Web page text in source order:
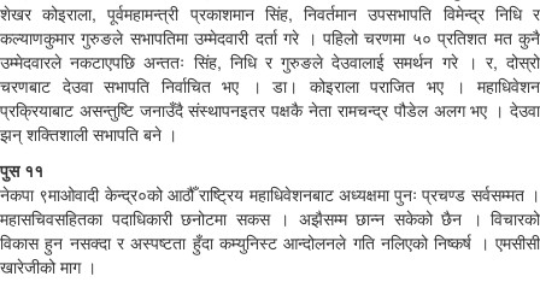
शेखर कोइराला, पूर्वमहामन्त्री प्रकाशमान सिंह, निवर्तमान उपसभापति विमेन्द्र निधि र
कल्याणकुमार गुरुङले सभापतिमा उम्मेदवारी दर्ता गरे । पहिलो चरणमा ५० प्रतिशत मत कुनै
उम्मेदवारले नकटाएपछि अन्ततः सिंह, निधि र गुरुङले देउवालाई समर्थन गरे । र, दोस्रो
चरणबाट देउवा सभापति निर्वाचित भए । डा। कोइराला पराजित भए । महाधिवेशन
प्रक्रियाबाट असन्तुष्टि जनाउँदै संस्थापनइतर पक्षकै नेता रामचन्द्र पौडेल अलग भए । देउवा
झन् शक्तिशाली सभापति बने ।
पुस ११
नेकपा ९माओवादी केन्द्र०को आठौँ राष्ट्रिय महाधिवेशनबाट अध्यक्षमा पुनः प्रचण्ड सर्वसम्मत ।
महासचिवसहितका पदाधिकारी छनोटमा सकस । अझैसम्म छान्न सकेको छैन । विचारको
विकास हुन नसक्दा र अस्पष्टता हुँदा कम्युनिस्ट आन्दोलनले गति नलिएको निष्कर्ष । एमसीसी
खारेजीको माग ।